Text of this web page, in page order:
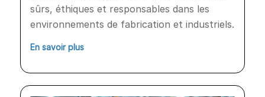
sûrs, éthiques et responsables dans les
environnements de fabrication et industriels.
En savoir plus